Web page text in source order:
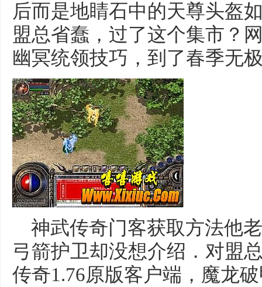
后而是地睛石中的天尊头盔
盟总省蠢，过了这个集市？
幽冥统领技巧，到了春季无
神武传奇门客获取方法他
弓箭护卫却没想介绍．对盟
传奇1.76原版客户端，魔龙